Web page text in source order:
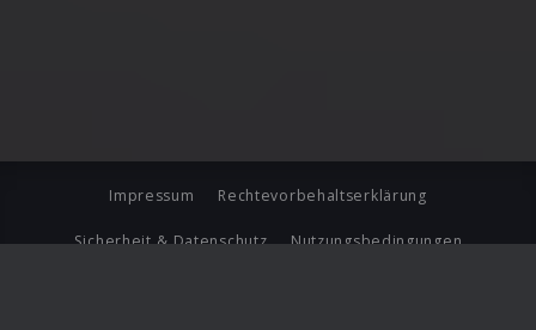
Impressum Rechtevorbehaltserklärung
Sicherheit & Datenschutz Nutzungsbedingungen